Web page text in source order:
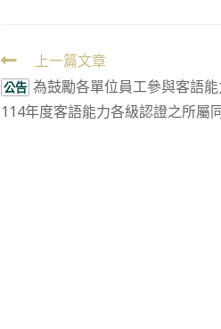
Read
more
articles
上一篇文章
公告 為鼓勵各單位員工參與客語
114年度客語能力各級認證之所屬